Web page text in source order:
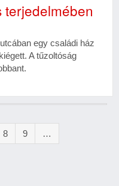
terjedelmében
egy családi ház
A tűzoltóság
Oldal
8 Oldal
9 …